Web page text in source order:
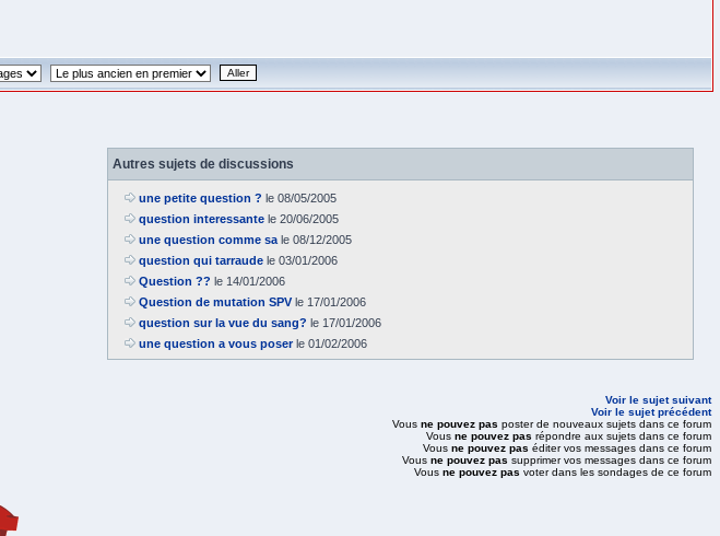
Autres sujets de discussions
une petite question ? le 08/05/2005
question interessante le 20/06/2005
une question comme sa le 08/12/2005
question qui tarraude le 03/01/2006
Question ?? le 14/01/2006
Question de mutation SPVle 17/01/2006
question sur la vue du sang? le 17/01/2006
une question a vous poserle 01/02/2006
Voir le sujet suivant
Voir le sujet précédent
Vous ne pouvez pas poster de nouveaux sujets dans ce forum
Vous ne pouvez pas répondre aux sujets dans ce forum
Vous ne pouvez pas éditer vos messages dans ce forum
Vous ne pouvez pas supprimer vos messages dans ce forum
Vous ne pouvez pas voter dans les sondages de ce forum